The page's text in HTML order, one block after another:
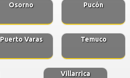
Osorno Pucón
Puerto Varas Temuco
Villarrica